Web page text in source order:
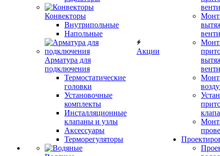
Конвекторы
Внутрипольные
Напольные
Арматура для
подключения
Термостатические
головки
Установочные
комплекты
Инсталляционные
клапаны и узлы
Аксессуары
Терморегуляторы
Акции